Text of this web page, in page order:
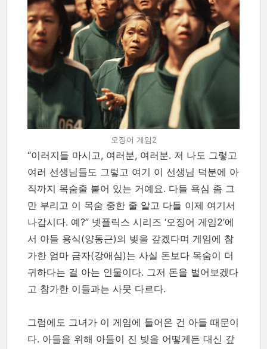
오징어 게임2
“이러지들 마시고, 여러분, 여러분. 저 나도 그렇고
여러 선생님들도 그렇고 여기 이 선생님 덕분에 아
직까지 목숨줄 붙어 있는 거예요. 다들 욕심 좀 그
만 부리고 이 목숨 중한 줄 알고 다들 이제 여기서
나갑시다. 예?” 넷플릭스 시리즈 ‘오징어 게임2’에
서 아들 용식(양동근)의 빚을 갚겠다며 게임에 참
가한 엄마 금자(강애심)는 사실 돈보다 목숨이 더
귀하다는 걸 아는 인물이다. 그저 돈을 벌어보겠다
고 참가한 이들과는 사뭇 다르다.
그럼에도 그녀가 이 게임에 들어온 건 아들 때문이
다. 아들을 위해 아들이 진 빚을 어떻게든 대신 갚